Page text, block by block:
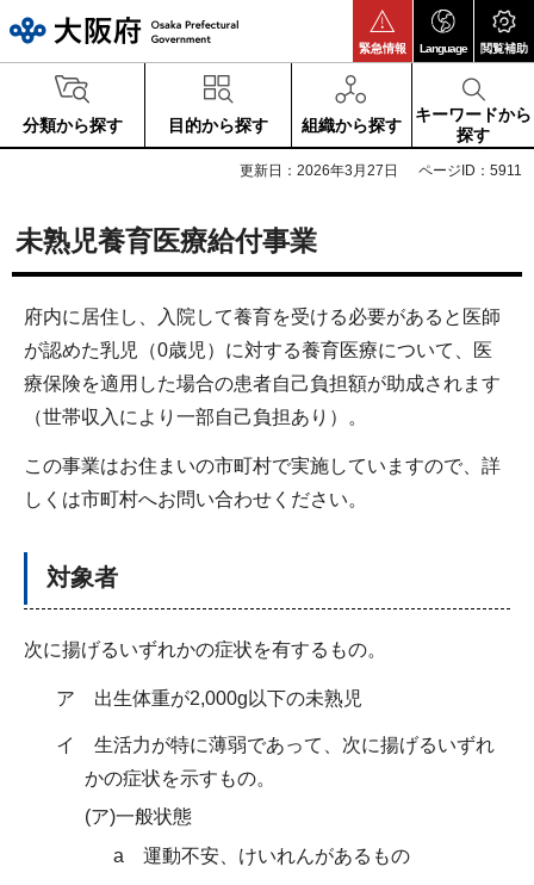
緊急情報 Language 閲覧補助
分類から探す 目的から探す 組織から探す
キーワードから
探す
更新日：2026年3月27日 ページID：5911
未熟児養育医療給付事業
府内に居住し、入院して養育を受ける必要があると医師
が認めた乳児（0歳児）に対する養育医療について、医
療保険を適用した場合の患者自己負担額が助成されます
（世帯収入により一部自己負担あり）。
この事業はお住まいの市町村で実施していますので、詳
しくは市町村へお問い合わせください。
対象者
次に揚げるいずれかの症状を有するもの。
ア 出生体重が2,000g以下の未熟児
イ 生活力が特に薄弱であって、次に揚げるいずれ
かの症状を示すもの。
(ア)一般状態
a 運動不安、けいれんがあるもの